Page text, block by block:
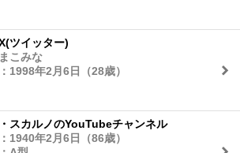
ツイッター)
こみな
1998年2月6日（28歳）
スカルノのYouTubeチャンネル
1940年2月6日（86歳）